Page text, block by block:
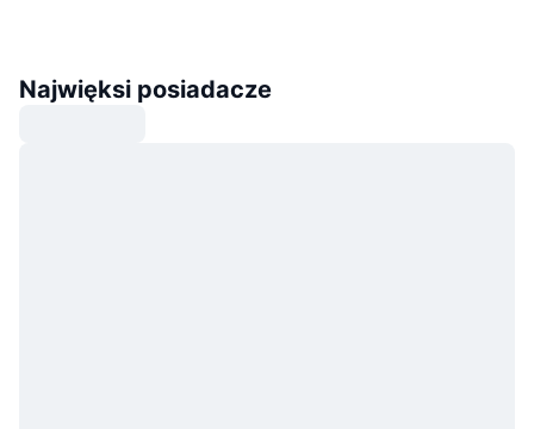
Najwięksi posiadacze